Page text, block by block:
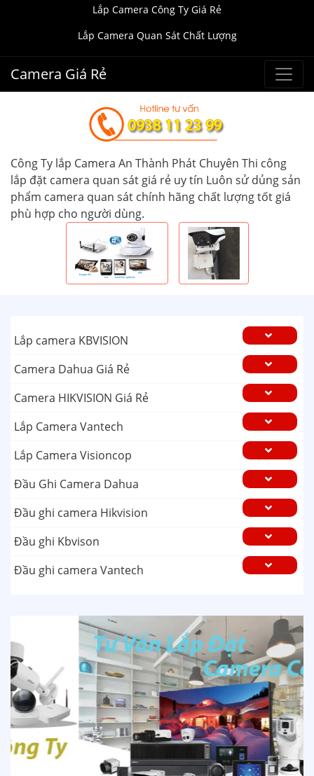
Lắp Camera Công Ty Giá Rẻ
Lắp Camera Quan Sát Chất Lượng
Camera Giá Rẻ
Công Ty lắp Camera An Thành Phát Chuyên Thi công
lắp đặt camera quan sát giá rẻ uy tín Luôn sử dủng sản
phẩm camera quan sát chính hãng chất lượng tốt giá
phù hợp cho người dùng.
Lắp camera KBVISION
Camera Dahua Giá Rẻ
Camera HIKVISION Giá Rẻ
Lắp Camera Vantech
Lắp Camera Visioncop
Đầu Ghi Camera Dahua
Đầu ghi camera Hikvision
Đầu ghi Kbvison
Đầu ghi camera Vantech